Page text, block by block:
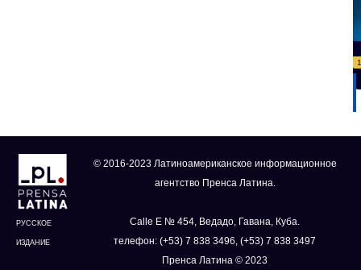
РУССКОЕ
ИЗДАНИЕ
© 2016-2023 Латиноамериканское информационное
агентство Пренса Латина.
Calle E № 454, Ведадо, Гавана, Куба.
телефон: (+53) 7 838 3496, (+53) 7 838 3497
Пренса Латина © 2023